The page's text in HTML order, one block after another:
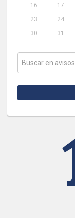
16
17
23
24
30
31